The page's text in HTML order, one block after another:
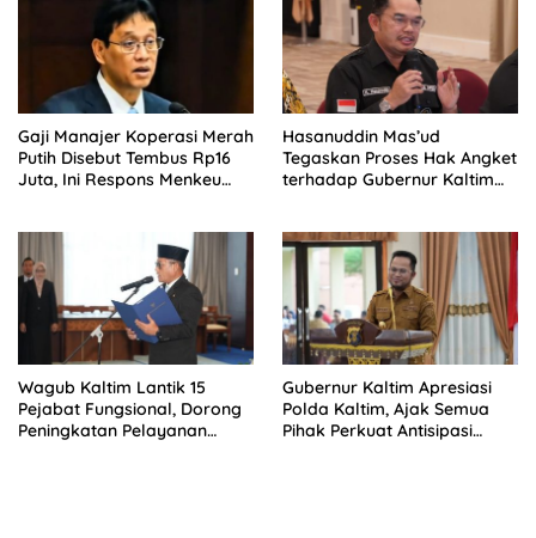
Gaji Manajer Koperasi Merah
Putih Disebut Tembus Rp16
Juta, Ini Respons Menkeu
Hasanuddin Mas’ud
Tegaskan Proses Hak Angket
terhadap Gubernur Kaltim
Wagub Kaltim Lantik 15
Pejabat Fungsional, Dorong
Peningkatan Pelayanan
Gubernur Kaltim Apresiasi
Polda Kaltim, Ajak Semua
Pihak Perkuat Antisipasi